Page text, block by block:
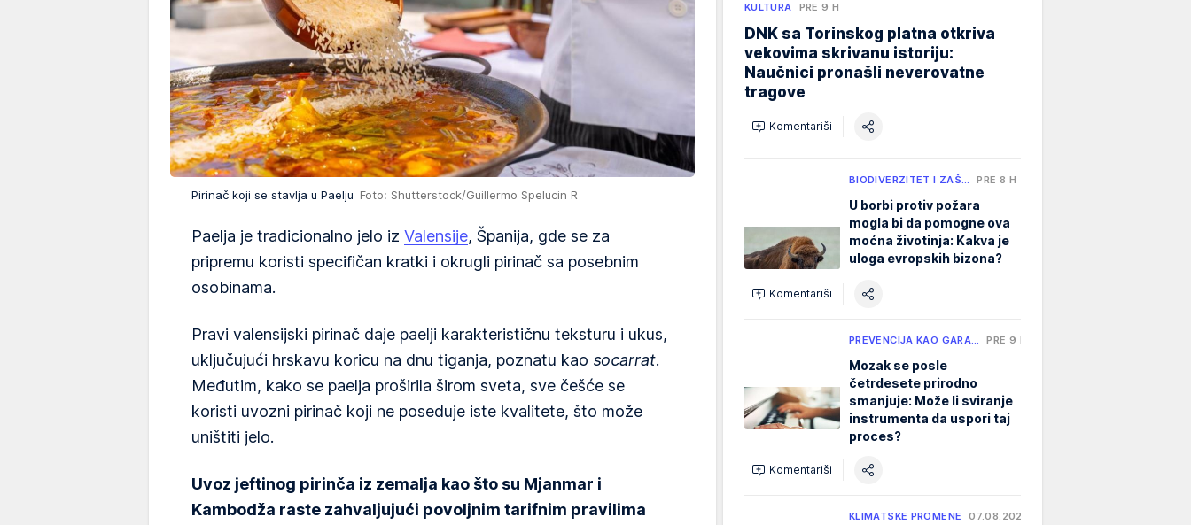
Pirinač koji se stavlja u Paelju Foto: Shutterstock/Guillermo Spelucin R
Paelja je tradicionalno jelo iz Valensije, Španija, gde se za
pripremu koristi specifičan kratki i okrugli pirinač sa posebnim
osobinama.
Pravi valensijski pirinač daje paelji karakterističnu teksturu i ukus,
uključujući hrskavu koricu na dnu tiganja, poznatu kao socarrat.
Međutim, kako se paelja proširila širom sveta, sve češće se
koristi uvozni pirinač koji ne poseduje iste kvalitete, što može
uništiti jelo.
Uvoz jeftinog pirinča iz zemalja kao što su Mjanmar i
Kambodža raste zahvaljujući povoljnim tarifnim pravilima
KULTURA PRE 9 H
DNK sa Torinskog platna otkriva
vekovima skrivanu istoriju:
Naučnici pronašli neverovatne
tragove
Komentariši
BIODIVERZITET I ZAŠ… PRE 8 H
U borbi protiv požara
mogla bi da pomogne ova
moćna životinja: Kakva je
uloga evropskih bizona?
Komentariši
PREVENCIJA KAO GARA… PRE 9 H
Mozak se posle
četrdesete prirodno
smanjuje: Može li sviranje
instrumenta da uspori taj
proces?
Komentariši
KLIMATSKE PROMENE 07.08.2026.